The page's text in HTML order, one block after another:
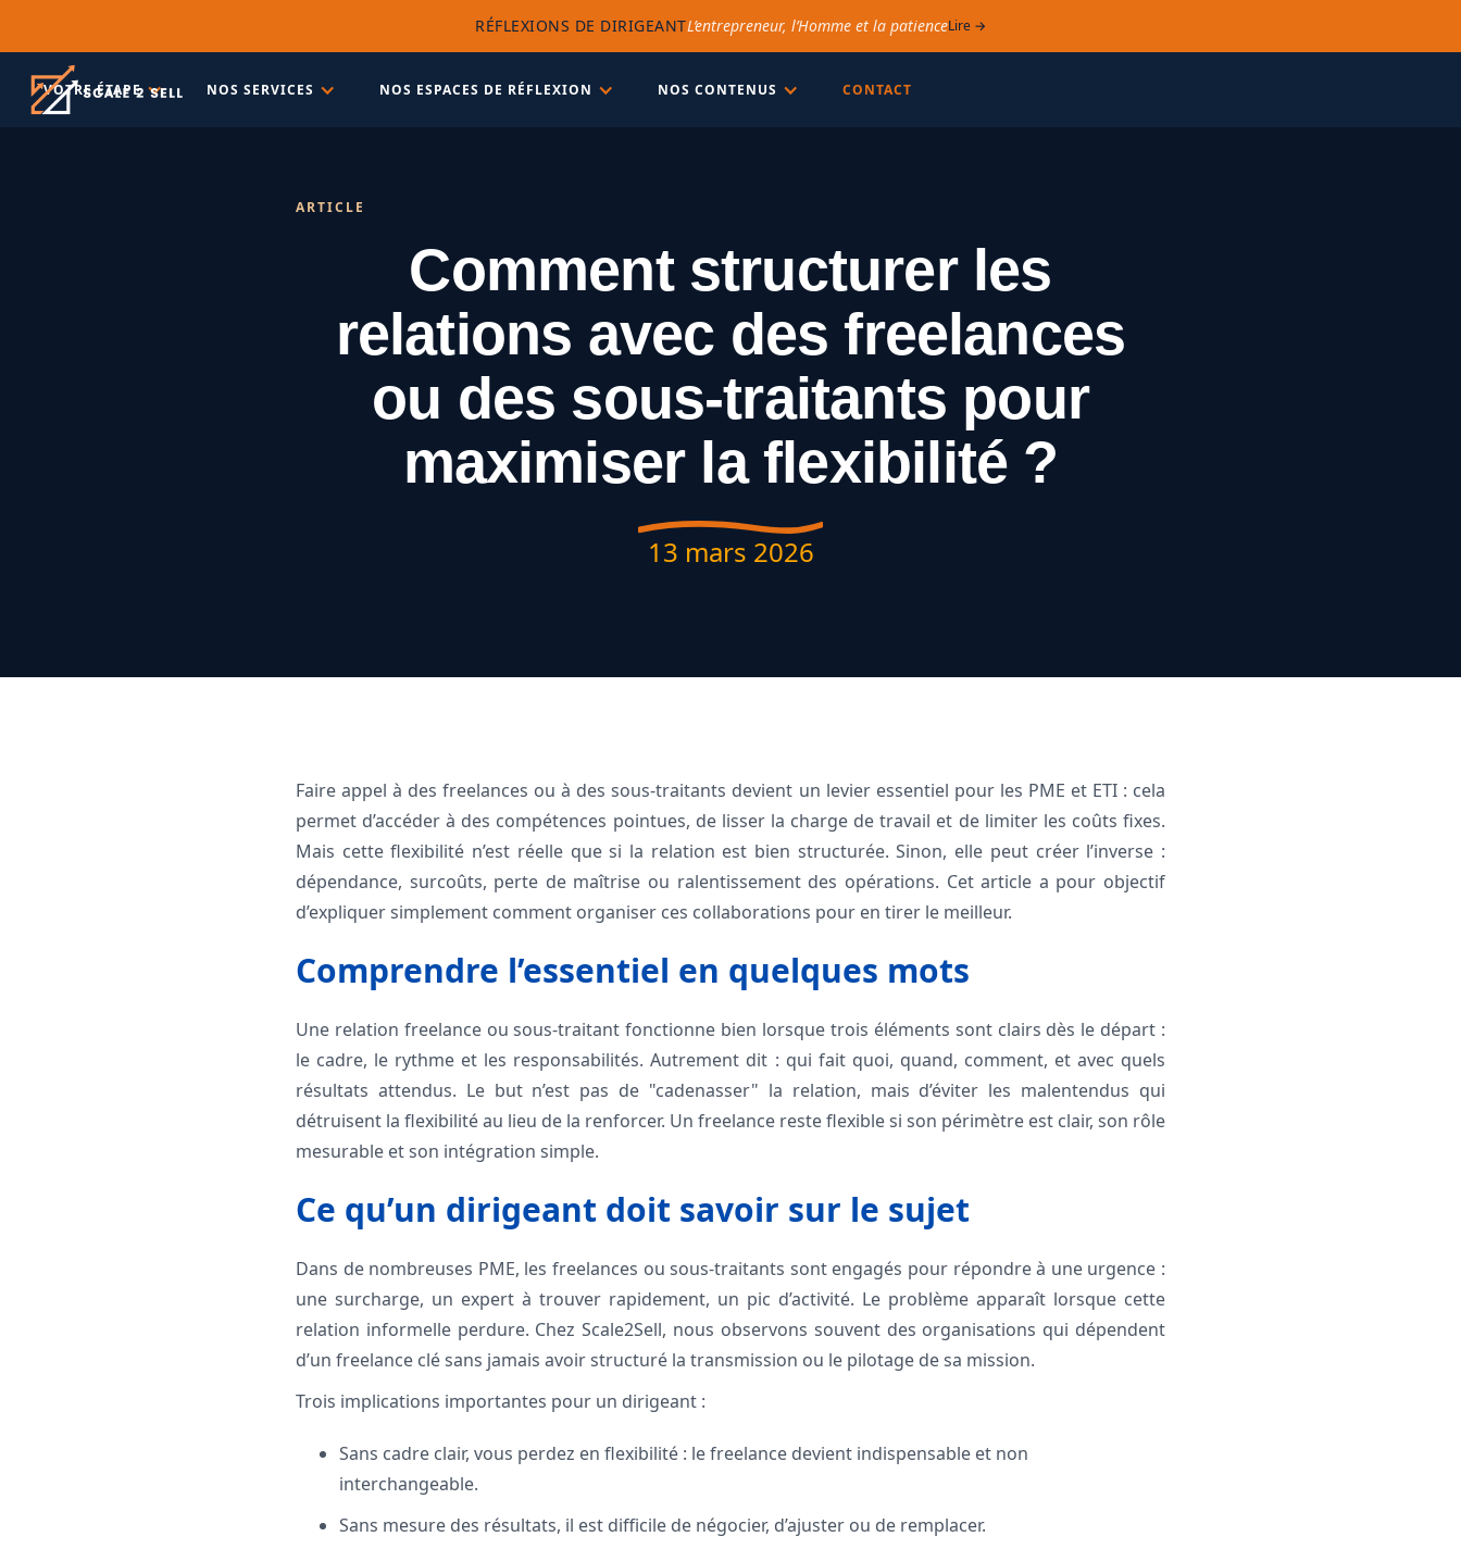
RÉFLEXIONS DE DIRIGEANTL’entrepreneur, l’Homme et la patienceLire →
VOTRE ÉTAPE NOS SERVICES NOS ESPACES DE RÉFLEXION NOS CONTENUS CONTACT
ARTICLE
Comment structurer les
relations avec des freelances
ou des sous-traitants pour
maximiser la flexibilité ?
13 mars 2026
Faire appel à des freelances ou à des sous-traitants devient un levier essentiel pour les PME et ETI : cela
permet d’accéder à des compétences pointues, de lisser la charge de travail et de limiter les coûts fixes.
Mais cette flexibilité n’est réelle que si la relation est bien structurée. Sinon, elle peut créer l’inverse :
dépendance, surcoûts, perte de maîtrise ou ralentissement des opérations. Cet article a pour objectif
d’expliquer simplement comment organiser ces collaborations pour en tirer le meilleur.
Comprendre l’essentiel en quelques mots
Une relation freelance ou sous-traitant fonctionne bien lorsque trois éléments sont clairs dès le départ :
le cadre, le rythme et les responsabilités. Autrement dit : qui fait quoi, quand, comment, et avec quels
résultats attendus. Le but n’est pas de "cadenasser" la relation, mais d’éviter les malentendus qui
détruisent la flexibilité au lieu de la renforcer. Un freelance reste flexible si son périmètre est clair, son rôle
mesurable et son intégration simple.
Ce qu’un dirigeant doit savoir sur le sujet
Dans de nombreuses PME, les freelances ou sous-traitants sont engagés pour répondre à une urgence :
une surcharge, un expert à trouver rapidement, un pic d’activité. Le problème apparaît lorsque cette
relation informelle perdure. Chez Scale2Sell, nous observons souvent des organisations qui dépendent
d’un freelance clé sans jamais avoir structuré la transmission ou le pilotage de sa mission.
Trois implications importantes pour un dirigeant :
Sans cadre clair, vous perdez en flexibilité : le freelance devient indispensable et non
interchangeable.
Sans mesure des résultats, il est difficile de négocier, d’ajuster ou de remplacer.